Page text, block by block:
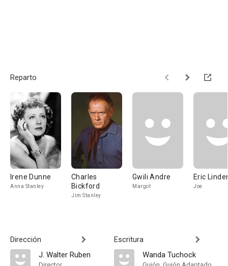
Reparto
Irene Dunne
Anna Stanley
Charles
Bickford
Jim Stanley
Gwili Andre
Margot
Eric
Joe
Dirección
J. Walter Ruben
Escritura
Wanda Tuchock